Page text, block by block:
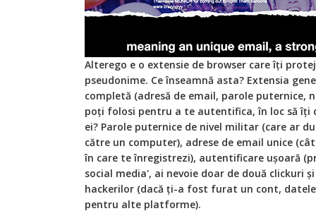
Alterego e o extensie de browser care îți
pseudonime. Ce înseamnă asta? Extensia
completă (adresă de email, parole puternice,
poți folosi pentru a te autentifica, în loc să îți
ei? Parole puternice de nivel militar (care ar
către un computer), adrese de email unice
în care te înregistrezi), autentificare ușoară
social media', ai nevoie doar de două clickuri
hackerilor (dacă ți-a fost furat un cont,
pentru alte platforme).